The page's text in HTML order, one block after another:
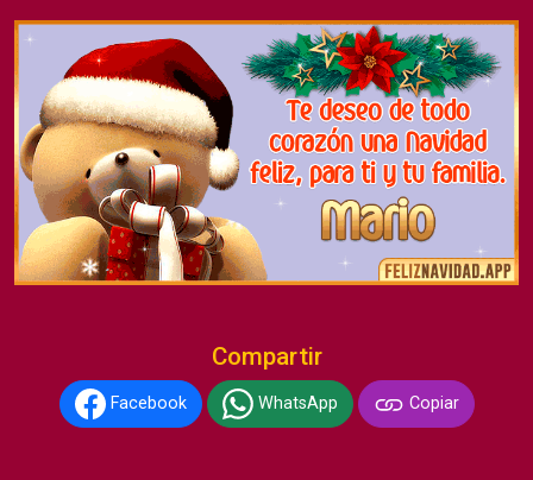
Compartir
Facebook WhatsApp Copiar